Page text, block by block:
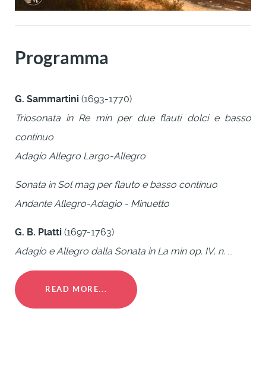
Programma
G. Sammartini (1693-1770)
Triosonata in Re min per due flauti dolci e basso
continuo
Adagio Allegro Largo-Allegro
Sonata in Sol mag per flauto e basso contínuo
Andante Allegro-Adagio - Minuetto
G. B. Platti (1697-1763)
Adagio e Allegro dalla Sonata in La min op. IV, n.
READ MORE...